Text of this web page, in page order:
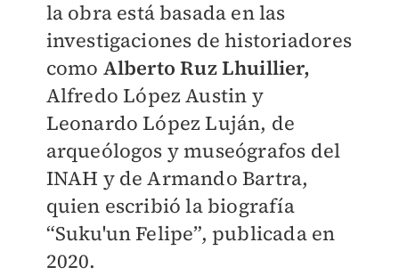
la obra está basada en las
investigaciones de historiadores
como Alberto Ruz Lhuillier,
Alfredo López Austin y
Leonardo López Luján, de
arqueólogos y museógrafos del
INAH y de Armando Bartra,
quien escribió la biografía
“Suku'un Felipe”, publicada en
2020.